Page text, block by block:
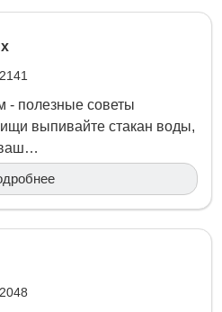
2141
- полезные советы
выпивайте стакан воды,
ваш…
2048